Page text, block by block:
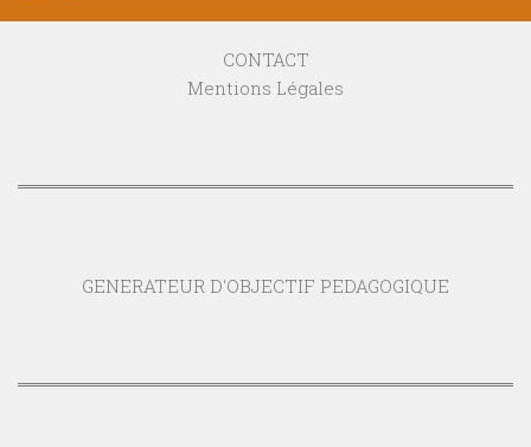
CONTACT
Mentions Légales
GENERATEUR D'OBJECTIF PEDAGOGIQUE